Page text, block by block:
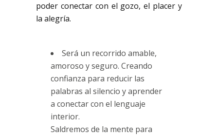
poder conectar con el gozo, el placer y
la alegría.
Será un recorrido amable,
amoroso y seguro. Creando
confianza para reducir las
palabras al silencio y aprender
a conectar con el lenguaje
interior.
Saldremos de la mente para